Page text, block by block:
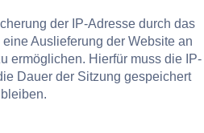
der IP-Adresse durch das
Auslieferung der Website an
ermöglichen. Hierfür muss die IP-
Dauer der Sitzung gespeichert
bleiben.